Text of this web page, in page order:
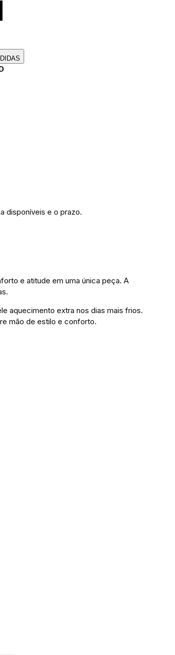
disponíveis e o prazo.
e atitude em uma única peça. A
aquecimento extra nos dias mais frios.
mão de estilo e conforto.